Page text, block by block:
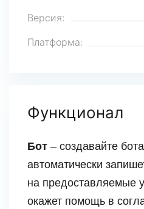
Версия:
Платформа:
Функционал
Бот – создавайте
автоматически
на предоставляемые
окажет помощь в